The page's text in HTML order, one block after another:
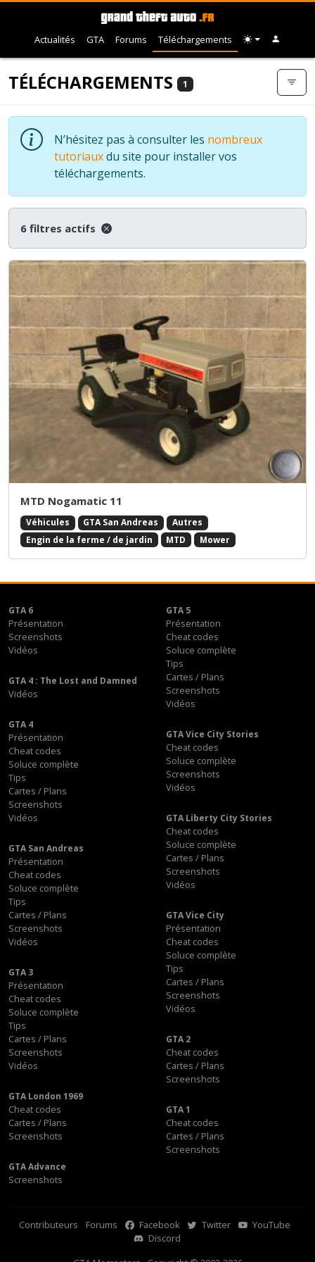
Actualités GTA Forums Téléchargements
TÉLÉCHARGEMENTS 1
N’hésitez pas à consulter les nombreux
tutoriauxdu site pour installer vos
téléchargements.
6 filtres actifs
MTD Nogamatic 11
Véhicules GTA San Andreas
Autres
Engin de la ferme / de jardin
MTD Mower
GTA 6
Présentation
Screenshots
Vidéos
GTA 5
Présentation
Cheat codes
Soluce complète
Tips
Cartes / Plans
Screenshots
Vidéos
GTA 4 : The Lost and Damned
Vidéos
GTA 4
Présentation
Cheat codes
Soluce complète
Tips
Cartes / Plans
Screenshots
Vidéos
GTA Vice City Stories
Cheat codes
Soluce complète
Screenshots
Vidéos
GTA Liberty City Stories
Cheat codes
Soluce complète
Cartes / Plans
Screenshots
Vidéos
GTA San Andreas
Présentation
Cheat codes
Soluce complète
Tips
Cartes / Plans
Screenshots
Vidéos
GTA Vice City
Présentation
Cheat codes
Soluce complète
Tips
Cartes / Plans
Screenshots
Vidéos
GTA 3
Présentation
Cheat codes
Soluce complète
Tips
Cartes / Plans
Screenshots
Vidéos
GTA 2
Cheat codes
Cartes / Plans
Screenshots
GTA London 1969
Cheat codes
Cartes / Plans
Screenshots
GTA 1
Cheat codes
Cartes / Plans
Screenshots
GTA Advance
Screenshots
Contributeurs Forums Facebook Twitter
YouTube
Discord